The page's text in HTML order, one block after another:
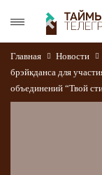
Главная Новости
брэйкданса для
объединений “Твой